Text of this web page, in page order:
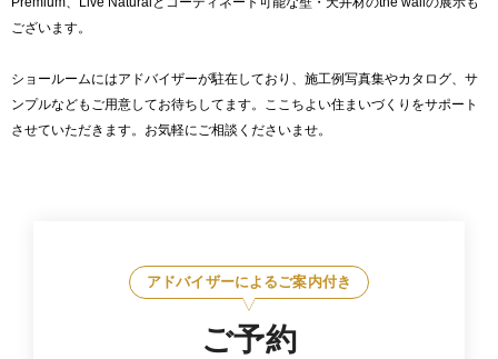
ございます。
ショールームにはアドバイザーが駐在しており、施工例写真集やカタログ、サ
ンプルなどもご用意してお待ちしてます。ここちよい住まいづくりをサポート
させていただきます。お気軽にご相談くださいませ。
アドバイザーによるご案内付き
ご予約